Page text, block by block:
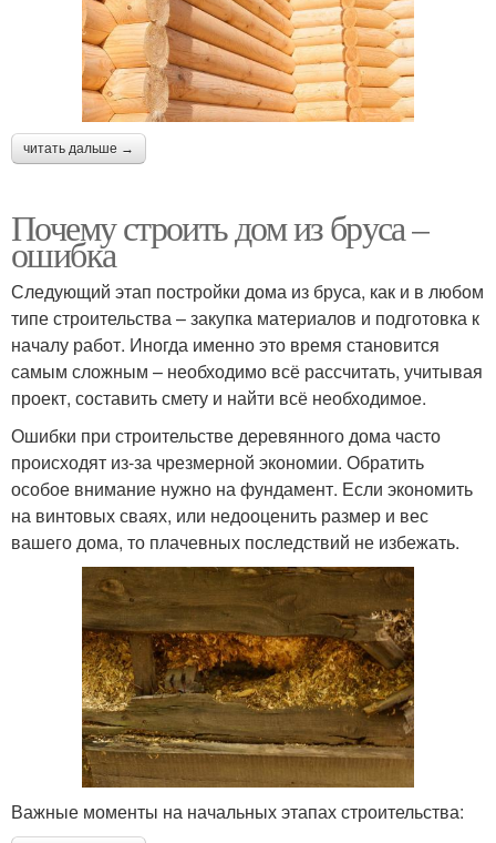
читать дальше →
Почему строить дом из бруса –
ошибка
Следующий этап постройки дома из бруса, как и в любом
типе строительства – закупка материалов и подготовка к
началу работ. Иногда именно это время становится
самым сложным – необходимо всё рассчитать, учитывая
проект, составить смету и найти всё необходимое.
Ошибки при строительстве деревянного дома часто
происходят из-за чрезмерной экономии. Обратить
особое внимание нужно на фундамент. Если экономить
на винтовых сваях, или недооценить размер и вес
вашего дома, то плачевных последствий не избежать.
Важные моменты на начальных этапах строительства: